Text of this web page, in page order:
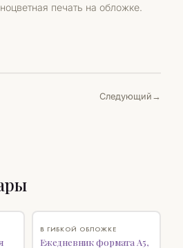
печать на обложке.
Следующий
В ГИБКОЙ ОБЛОЖКЕ
Ежедневник формата А5,